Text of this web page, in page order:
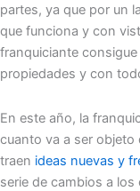
partes, ya que por un
que funciona y con
franquiciante
propiedades y con
En este año, la
cuanto va a ser objeto
traen ideas nuevas y
serie de cambios a